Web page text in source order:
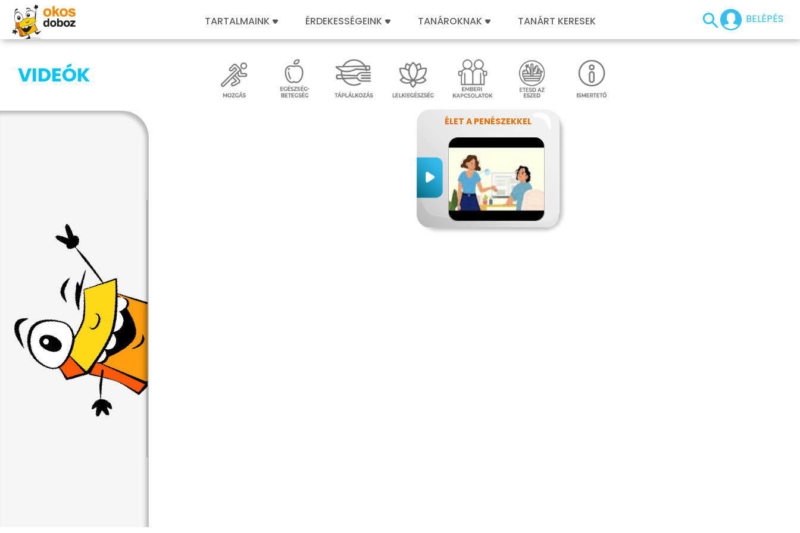
BELÉPÉS
TARTALMAINK ÉRDEKESSÉGEINK TANÁROKNAK TANÁRT KERESEK
VIDEÓK
ÉLET A PENÉSZEKKEL